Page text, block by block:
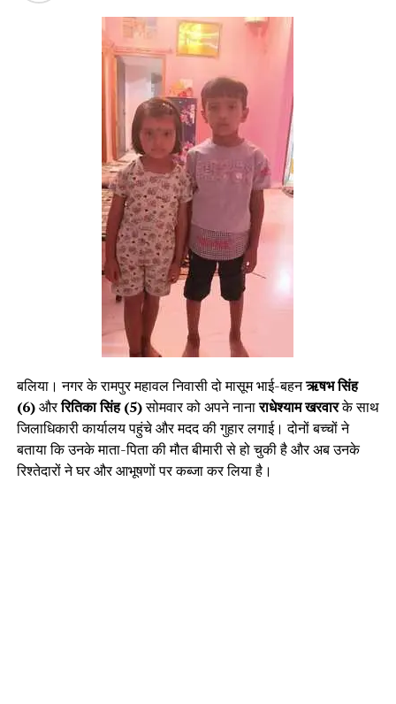
बलिया। नगर के रामपुर महावल निवासी दो मासूम भाई-बहनऋषभ सिंह
(6)औररितिका सिंह (5)सोमवार को अपने नानाराधेश्याम खरवारके साथ
जिलाधिकारी कार्यालय पहुंचे और मदद की गुहार लगाई। दोनों बच्चों ने
बताया कि उनके माता-पिता की मौत बीमारी से हो चुकी है और अब उनके
रिश्तेदारों ने घर और आभूषणों पर कब्जा कर लिया है।